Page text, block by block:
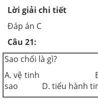
Lời giải chi tiết
Đáp án C
Câu 21:
Sao chổi là gì?
A. vệ tinh B.
sao D. tiểu hành